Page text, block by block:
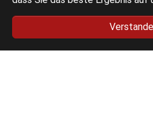
Datenschutz
AGB Ticketing